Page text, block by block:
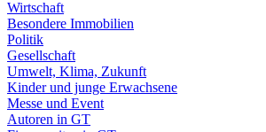
Wirtschaft
Besondere Immobilien
Politik
Gesellschaft
Umwelt, Klima, Zukunft
Kinder und junge Erwachsene
Messe und Event
Autoren in GT